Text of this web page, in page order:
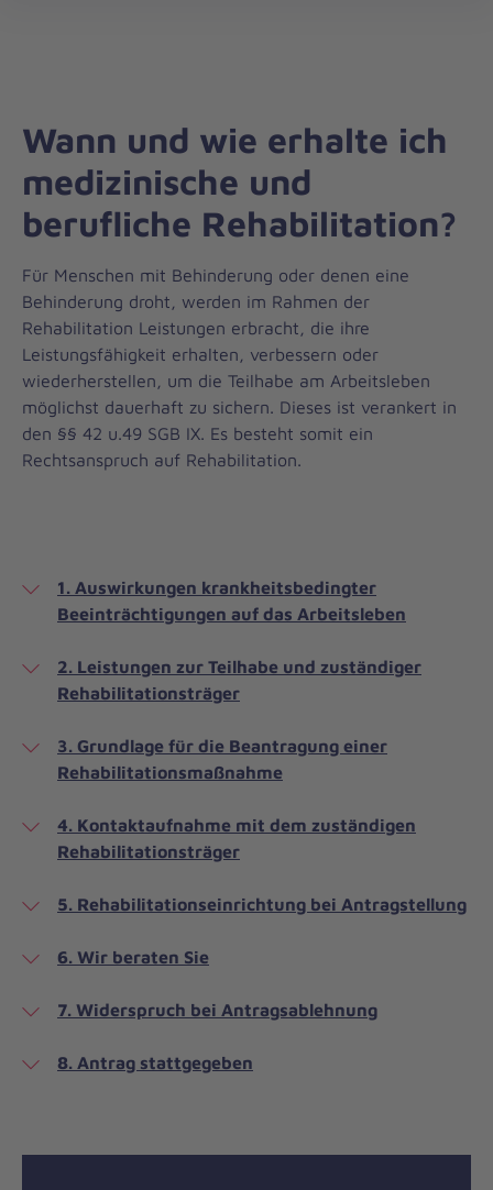
Wann und wie erhalte ich
medizinische und
berufliche Rehabilitation?
Für Menschen mit Behinderung oder denen eine
Behinderung droht, werden im Rahmen der
Rehabilitation Leistungen erbracht, die ihre
Leistungsfähigkeit erhalten, verbessern oder
wiederherstellen, um die Teilhabe am Arbeitsleben
möglichst dauerhaft zu sichern. Dieses ist verankert in
den §§ 42 u.49 SGB IX. Es besteht somit ein
Rechtsanspruch auf Rehabilitation.
1. Auswirkungen krankheitsbedingter
Beeinträchtigungen auf das Arbeitsleben
2. Leistungen zur Teilhabe und zuständiger
Rehabilitationsträger
3. Grundlage für die Beantragung einer
Rehabilitationsmaßnahme
4. Kontaktaufnahme mit dem zuständigen
Rehabilitationsträger
5. Rehabilitationseinrichtung bei Antragstellung
6. Wir beraten Sie
7. Widerspruch bei Antragsablehnung
8. Antrag stattgegeben